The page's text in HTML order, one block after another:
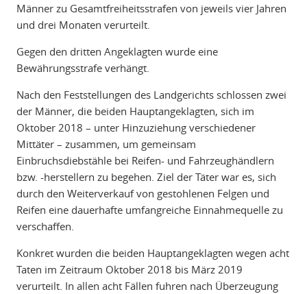
Männer zu Gesamtfreiheitsstrafen von jeweils vier Jahren
und drei Monaten verurteilt.
Gegen den dritten Angeklagten wurde eine
Bewährungsstrafe verhängt.
Nach den Feststellungen des Landgerichts schlossen zwei
der Männer, die beiden Hauptangeklagten, sich im
Oktober 2018 – unter Hinzuziehung verschiedener
Mittäter – zusammen, um gemeinsam
Einbruchsdiebstähle bei Reifen- und Fahrzeughändlern
bzw. -herstellern zu begehen. Ziel der Täter war es, sich
durch den Weiterverkauf von gestohlenen Felgen und
Reifen eine dauerhafte umfangreiche Einnahmequelle zu
verschaffen.
Konkret wurden die beiden Hauptangeklagten wegen acht
Taten im Zeitraum Oktober 2018 bis März 2019
verurteilt. In allen acht Fällen fuhren nach Überzeugung